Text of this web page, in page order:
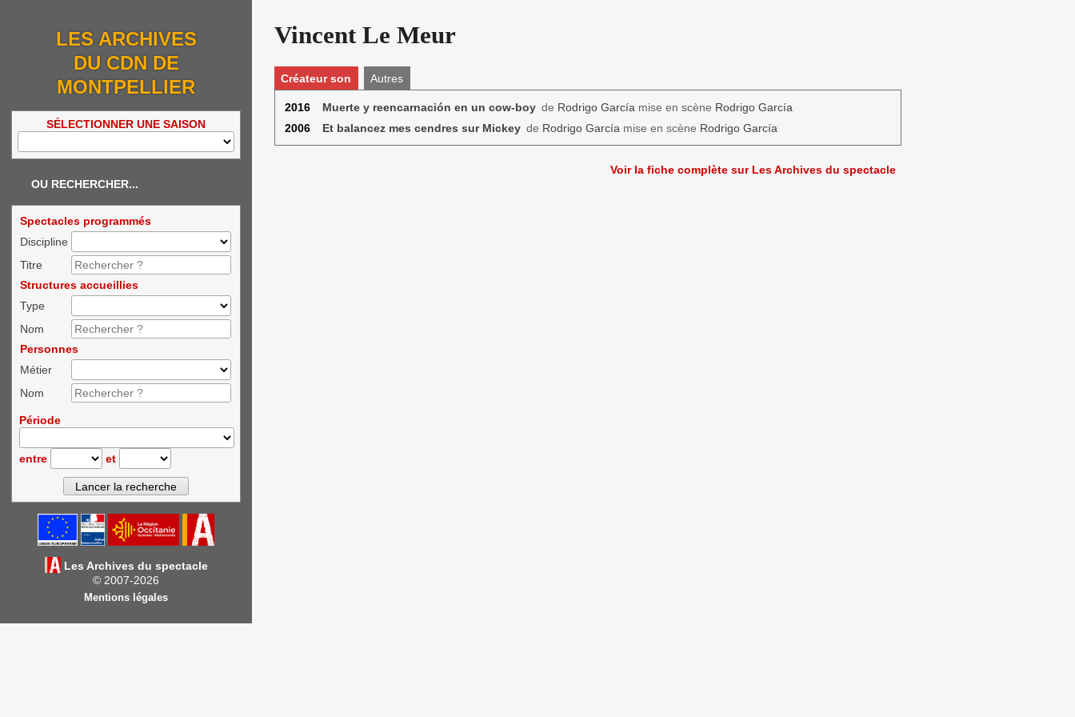
LES ARCHIVES
DU CDN DE
MONTPELLIER
SÉLECTIONNER UNE SAISON
OU RECHERCHER...
Spectacles programmés
Discipline
Titre
Structures accueillies
Type
Nom
Personnes
Métier
Nom
Période
entre et
Les Archives du spectacle
© 2007-2026
Mentions légales
Vincent Le Meur
Créateur son Autres
2016 Muerte y reencarnación en un cow-boyde Rodrigo Garcíamise en scène Rodrigo García
2006
Et balancez mes cendres sur Mickeyde Rodrigo Garcíamise en scène Rodrigo García
Voir la fiche complète sur Les Archives du spectacle